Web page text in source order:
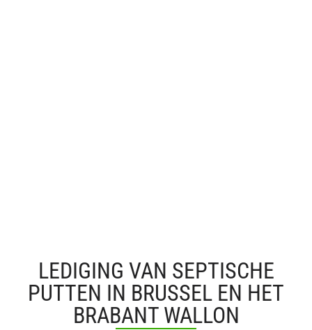
LEDIGING VAN SEPTISCHE
PUTTEN IN BRUSSEL EN HET
BRABANT WALLON